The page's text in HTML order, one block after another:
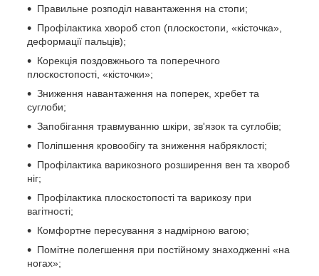
Правильне розподіл навантаження на стопи;
Профілактика хвороб стоп (плоскостопи, «кісточка»,
деформації пальців);
Корекція поздовжнього та поперечного
плоскостопості, «кісточки»;
Зниження навантаження на поперек, хребет та
суглоби;
Запобігання травмуванню шкіри, зв'язок та суглобів;
Поліпшення кровообігу та зниження набряклості;
Профілактика варикозного розширення вен та хвороб
ніг;
Профілактика плоскостопості та варикозу при
вагітності;
Комфортне пересування з надмірною вагою;
Помітне полегшення при постійному знаходженні «на
ногах»;